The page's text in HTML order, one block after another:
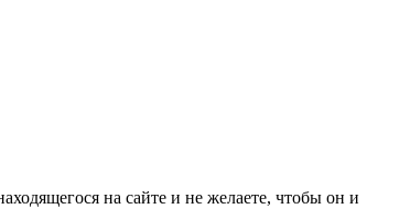
на сайте и не желаете, чтобы он и